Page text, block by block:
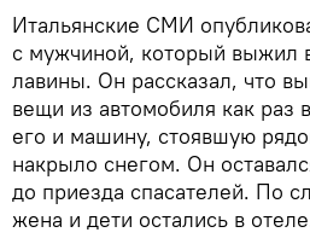
Итальянские СМИ
с мужчиной, который выжил
лавины. Он рассказал, что
вещи из автомобиля как раз
его и машину, стоявшую
накрыло снегом. Он
до приезда спасателей. По
жена и дети остались в